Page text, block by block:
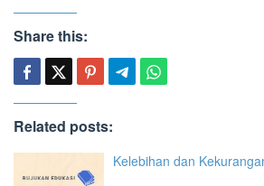
Share this:
Related posts:
Kelebihan dan